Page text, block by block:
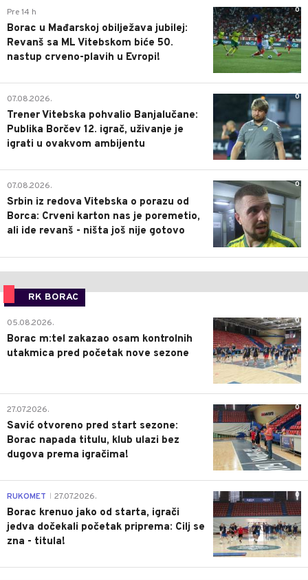
0
Pre 14 h
Borac u Mađarskoj obilježava jubilej:
Revanš sa ML Vitebskom biće 50.
nastup crveno-plavih u Evropi!
0
07.08.2026.
Trener Vitebska pohvalio Banjalučane:
Publika Borčev 12. igrač, uživanje je
igrati u ovakvom ambijentu
0
07.08.2026.
Srbin iz redova Vitebska o porazu od
Borca: Crveni karton nas je poremetio,
ali ide revanš - ništa još nije gotovo
RK BORAC
0
05.08.2026.
Borac m:tel zakazao osam kontrolnih
utakmica pred početak nove sezone
0
27.07.2026.
Savić otvoreno pred start sezone:
Borac napada titulu, klub ulazi bez
dugova prema igračima!
0
RUKOMET 27.07.2026.
Borac krenuo jako od starta, igrači
jedva dočekali početak priprema: Cilj se
zna - titula!